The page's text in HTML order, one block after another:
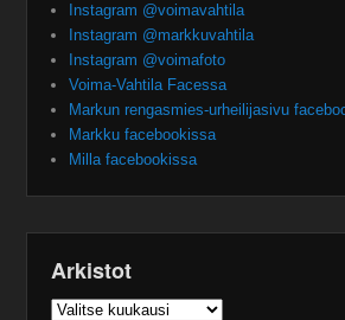
Instagram @voimavahtila
Instagram @markkuvahtila
Instagram @voimafoto
Voima-Vahtila Facessa
Markun rengasmies-urheilijasivu
Markku facebookissa
Milla facebookissa
Arkistot
Arkistot